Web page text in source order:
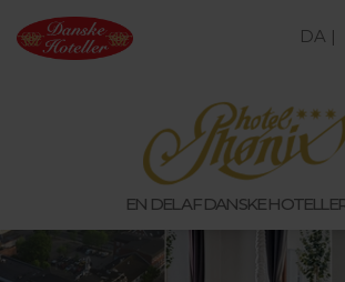
EN DEL AF DANSKE
DA |